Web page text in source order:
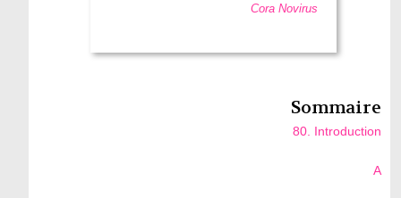
Cora Novirus
Sommaire
80. Introduction
A